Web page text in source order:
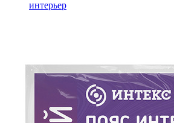
интерьер